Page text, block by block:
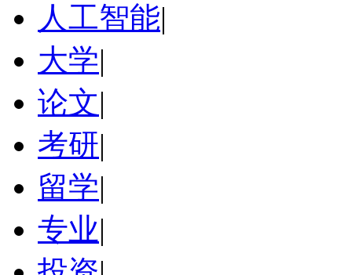
人工智能|
大学|
论文|
考研|
留学|
专业|